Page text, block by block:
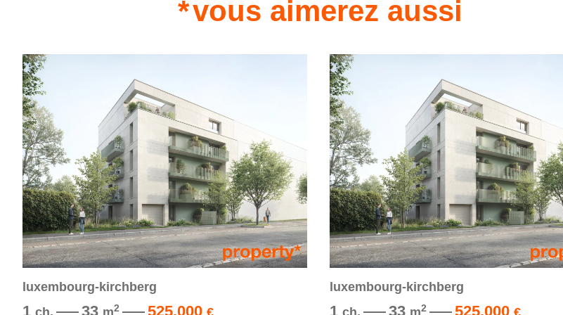
vous aimerez aussi
luxembourg-kirchberg
1 ch. 33 m2 525.000 €
luxembourg-kirchberg
1ch. 33 m2 525.000€